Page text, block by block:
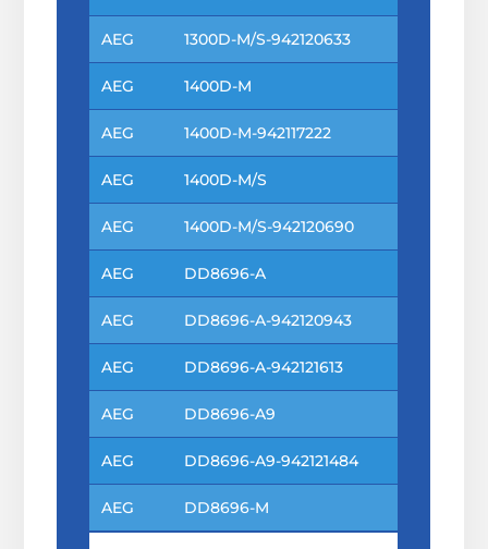
AEG 1300D-M/S-942120633
AEG 1400D-M
AEG 1400D-M-942117222
AEG 1400D-M/S
AEG 1400D-M/S-942120690
AEG DD8696-A
AEG DD8696-A-942120943
AEG DD8696-A-942121613
AEG DD8696-A9
AEG DD8696-A9-942121484
AEG DD8696-M